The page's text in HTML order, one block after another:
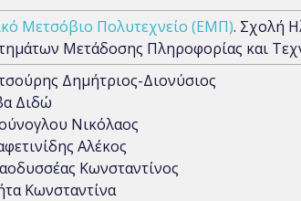
Μετσόβιο Πολυτεχνείο (ΕΜΠ). Σχολή
Μετάδοσης Πληροφορίας και
Δημήτριος-Διονύσιος
Διδώ
Νικόλαος
Αλέκος
Κωνσταντίνος
Κωνσταντίνα